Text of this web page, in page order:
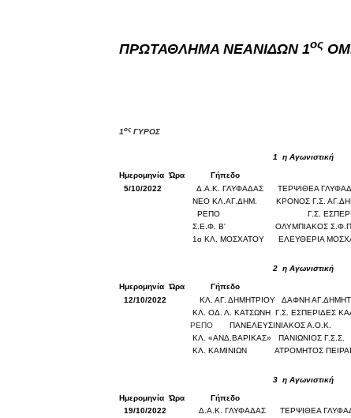
Ο δρόμος για τον 29ο
U21: Τεράστια πρόκριση
Γ΄ανδρών play offs :
ΠΡΩΤΑΘΛΗΜΑ ΝΕΑΝΙΔΩΝ 1ος
1οςΓΥΡΟΣ
1 η Αγωνιστική
Ημερομηνία Ώρα Γήπεδο
5/10/2022
Δ.Α.Κ. ΓΛΥΦΑΔΑΣ ΤΕΡΨΙΘΕΑ
ΝΕΟ ΚΛ.ΑΓ.ΔΗΜ.
ΚΡΟΝΟΣ Γ.Σ.
ΡΕΠΟ
Γ.Σ.
Σ.Ε.Φ. Β'
ΟΛΥΜΠΙΑΚΟΣ Σ.Φ.Π.
1ο ΚΛ. ΜΟΣΧΑΤΟΥ
ΕΛΕΥΘΕΡΙΑ
2 η Αγωνιστική
Ημερομηνία Ώρα Γήπεδο
12/10/2022
ΚΛ. ΑΓ. ΔΗΜΗΤΡΙΟΥ ΔΑΦΝΗ
ΚΛ. ΟΔ. Λ. ΚΑΤΣΩΝΗ Γ.Σ. ΕΣΠΕΡΙΔΕΣ
ΡΕΠΟ
ΠΑΝΕΛΕΥΣΙΝΙΑΚΟΣ Α.Ο.Κ.
ΚΛ. «ΑΝΔ.ΒΑΡΙΚΑΣ»
ΠΑΝΙΩΝΙΟΣ Γ.Σ.Σ.
ΚΛ. ΚΑΜΙΝΙΩΝ
ΑΤΡΟΜΗΤΟΣ
3 η Αγωνιστική
Ημερομηνία Ώρα Γήπεδο
19/10/2022
Δ.Α.Κ. ΓΛΥΦΑΔΑΣ ΤΕΡΨΙΘΕΑ